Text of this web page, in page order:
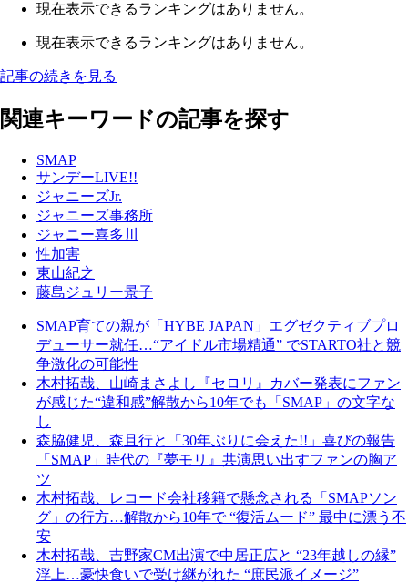
現在表示できるランキングはありません。
現在表示できるランキングはありません。
記事の続きを見る
関連キーワードの記事を探す
SMAP
サンデーLIVE!!
ジャニーズJr.
ジャニーズ事務所
ジャニー喜多川
性加害
東山紀之
藤島ジュリー景子
SMAP育ての親が「HYBE JAPAN」エグゼクティブプロ
デューサー就任…“アイドル市場精通” でSTARTO社と競
争激化の可能性
木村拓哉、山崎まさよし『セロリ』カバー発表にファン
が感じた“違和感”解散から10年でも「SMAP」の文字な
し
森脇健児、森且行と「30年ぶりに会えた!!」喜びの報告
「SMAP」時代の『夢モリ』共演思い出すファンの胸ア
ツ
木村拓哉、レコード会社移籍で懸念される「SMAPソン
グ」の行方…解散から10年で “復活ムード” 最中に漂う不
安
木村拓哉、吉野家CM出演で中居正広と “23年越しの縁”
浮上…豪快食いで受け継がれた “庶民派イメージ”